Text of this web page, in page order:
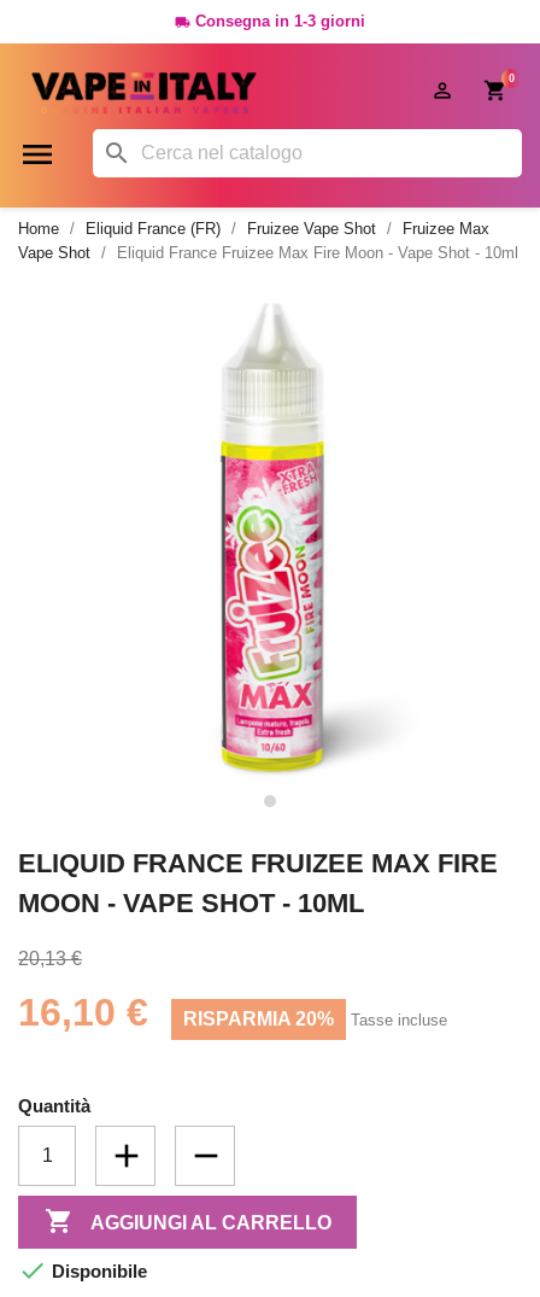
 Consegna in 1-3 giorni
0

 
Home Eliquid France (FR) Fruizee Vape Shot
Fruizee Max
Vape Shot
Eliquid France Fruizee Max Fire Moon - Vape Shot - 10ml
ELIQUID FRANCE FRUIZEE MAX FIRE
MOON - VAPE SHOT - 10ML
20,13 €
16,10 € RISPARMIA 20% Tasse incluse
Quantità
 AGGIUNGI AL CARRELLO
 Disponibile